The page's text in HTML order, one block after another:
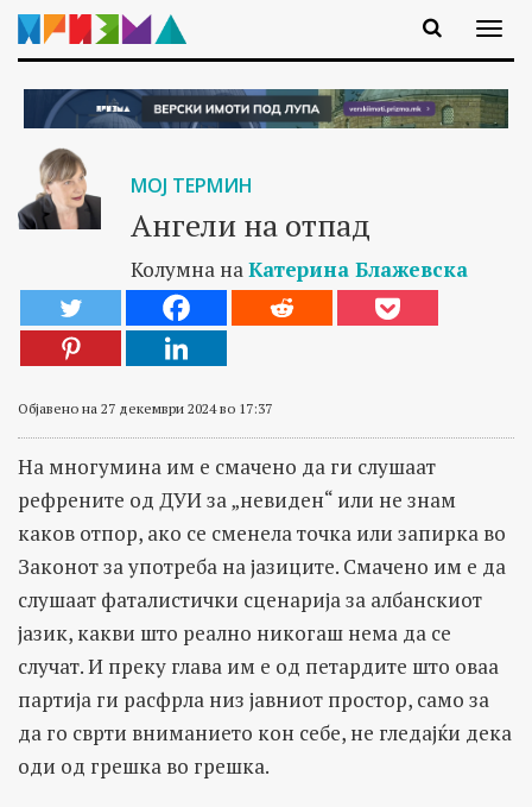
МОЈ ТЕРМИН
Ангели на отпад
Колумна наКатерина Блажевска
Објавено на 27 декември 2024 во 17:37
На многумина им е смачено да ги слушаат
рефрените од ДУИ за „невиден“ или не знам
каков отпор, ако се сменела точка или запирка во
Законот за употреба на јазиците. Смачено им е да
слушаат фаталистички сценарија за албанскиот
јазик, какви што реално никогаш нема да се
случат. И преку глава им е од петардите што оваа
партија ги расфрла низ јавниот простор, само за
да го сврти вниманието кон себе, не гледајќи дека
оди од грешка во грешка.